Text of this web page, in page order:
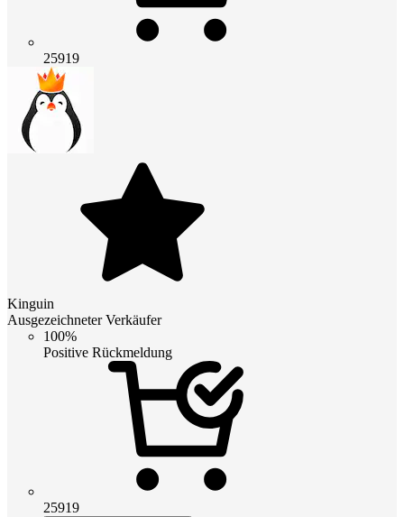
25919
Kinguin
Ausgezeichneter Verkäufer
100%
Positive Rückmeldung
25919